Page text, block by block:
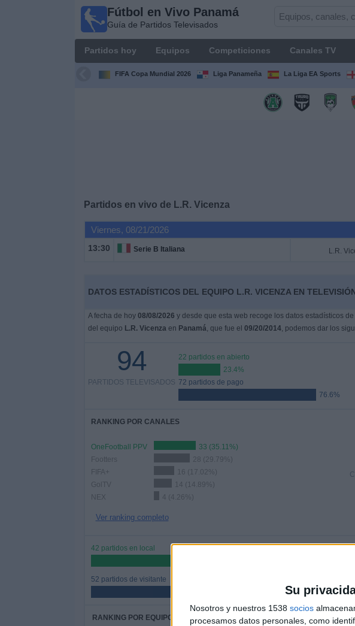
Su
Nosotros y nuestros 1538 socios
procesamos datos personales, como
Fútbol en Vivo Panamá
Guía de Partidos Televisados
Partidos hoy Equipos Competiciones Canales TV
FIFA Copa Mundial 2026 Liga Panameña La Liga EA Sports
Partidos en vivo de L.R. Vicenza
Viernes, 08/21/2026
13:30 Serie B Italiana L.R.
DATOS ESTADÍSTICOS DEL EQUIPO L.R. VICENZA EN
A fecha de hoy 08/08/2026 y desde que esta web recoge los datos estadísticos
del equipo L.R. Vicenzaen Panamá, que fue el 09/20/2014, podemos dar los
94
PARTIDOS TELEVISADOS
22 partidos en abierto
23.4%
72 partidos de pago
76.6%
RANKING POR CANALES
OneFootball PPV
33 (35.11%)
Footters
28 (29.79%)
FIFA+
16 (17.02%)
GolTV
14 (14.89%)
NEX
4 (4.26%)
Ver ranking completo
42 partidos en local
52 partidos de visitante
RANKING POR EQUIPOS RANKING
Panamá